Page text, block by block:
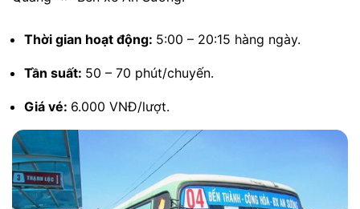
Thời gian hoạt động: 5:00 – 20:15 hàng ngày.
Tần suất: 50 – 70 phút/chuyến.
Giá vé: 6.000 VNĐ/lượt.